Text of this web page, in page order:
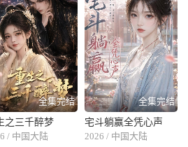
全集完结
之三千醉梦
/ 中国大陆
全集完结
宅斗躺赢全凭心声
2026 / 中国大陆